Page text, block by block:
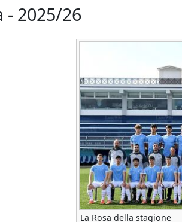
- 2025/26
La Rosa della stagione